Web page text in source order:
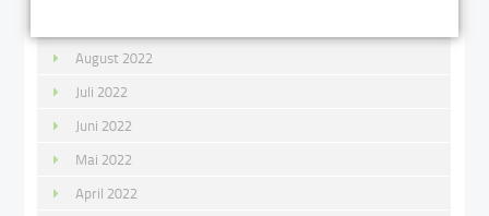
August 2022
Juli 2022
Juni 2022
Mai 2022
April 2022